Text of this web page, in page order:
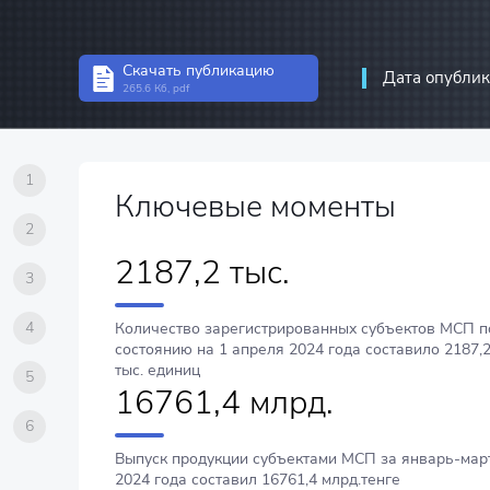
Скачать публикацию
265.6 Кб, pdf Дата
1
2
3
4
5
6
Ключевые моменты
2187,2 тыс.
Количество зарегистрированных субъектов МСП
состоянию на 1 апреля 2024 года составило 2187,2
тыс. единиц
16761,4 млрд.
Выпуск продукции субъектами МСП за январь-
2024 года составил 16761,4 млрд.тенге